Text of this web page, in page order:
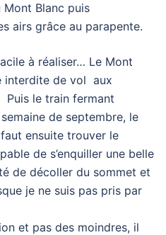
Blanc puis
airs grâce au parapente.
à réaliser… Le Mont
interdite de vol aux
Puis le train fermant
de septembre, le
ensuite trouver le
de s’enquiller une belle
de décoller du sommet et
je ne suis pas pris par
et pas des moindres, il